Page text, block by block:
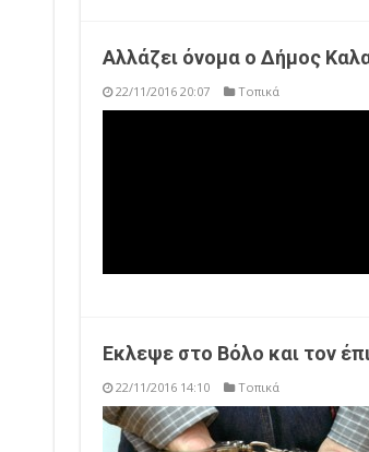
Αλλάζει όνομα ο Δήμος
22/11/2016 20:07 Τοπικά
Αλλάζει όνομα ο Δήμος
ολοκληρώθηκε η συνεδρίαση της
ομόφωνα την μετονομασία
22/11/2016 14:10 Τοπικά